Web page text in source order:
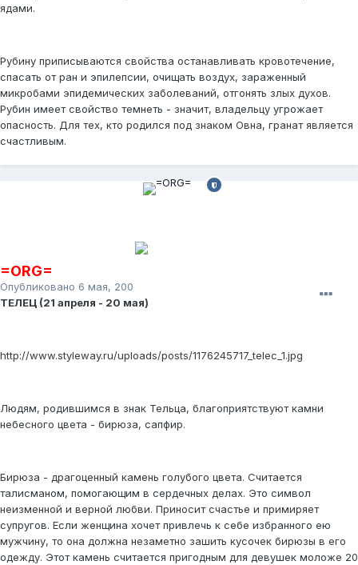
ядами.
Рубину приписываются свойства останавливать кровотечение,
спасать от ран и эпилепсии, очищать воздух, зараженный
микробами эпидемических заболеваний, отгонять злых духов.
Рубин имеет свойство темнеть - значит, владельцу угрожает
опасность. Для тех, кто родился под знаком Овна, гранат является
счастливым.
=ORG=
Опубликовано 6 мая, 2008
ТЕЛЕЦ (21 апреля - 20 мая)
http://www.styleway.ru/uploads/posts/1176245717_telec_1.jpg
Людям, родившимся в знак Тельца, благоприятствуют камни
небесного цвета - бирюза, сапфир.
Бирюза - драгоценный камень голубого цвета. Считается
талисманом, помогающим в сердечных делах. Это символ
неизменной и верной любви. Приносит счастье и примиряет
супругов. Если женщина хочет привлечь к себе избранного ею
мужчину, то она должна незаметно зашить кусочек бирюзы в его
одежду. Этот камень считается пригодным для девушек моложе 20